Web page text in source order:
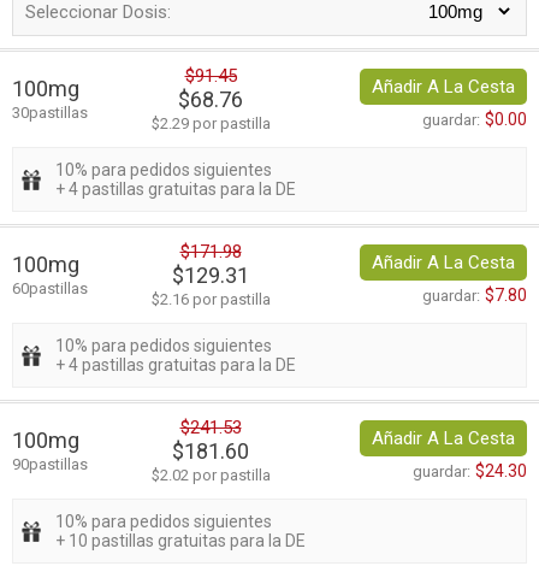
Seleccionar Dosis:
100mg
30pastillas
$91.45
$68.76
$2.29 por pastilla
Añadir A La Cesta
guardar: $0.00
10% para pedidos siguientes
+ 4 pastillas gratuitas para la DE
100mg
60pastillas
$171.98
$129.31
$2.16 por pastilla
Añadir A La Cesta
guardar: $7.80
10% para pedidos siguientes
+ 4 pastillas gratuitas para la DE
100mg
90pastillas
$241.53
$181.60
$2.02 por pastilla
Añadir A La Cesta
guardar: $24.30
10% para pedidos siguientes
+ 10 pastillas gratuitas para la DE